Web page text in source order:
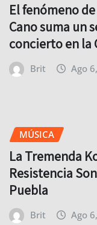
El fenómeno
Cano suma un
concierto en la
Brit Ago
MÚSICA
La Tremenda
Resistencia
Puebla
Brit Ago